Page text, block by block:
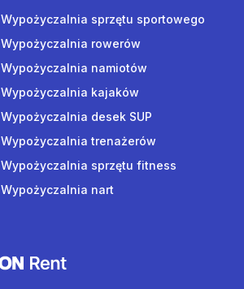
Wypożyczalnia sprzętu sportowego
Wypożyczalnia rowerów
Wypożyczalnia namiotów
Wypożyczalnia kajaków
Wypożyczalnia desek SUP
Wypożyczalnia trenażerów
Wypożyczalnia sprzętu fitness
Wypożyczalnia nart